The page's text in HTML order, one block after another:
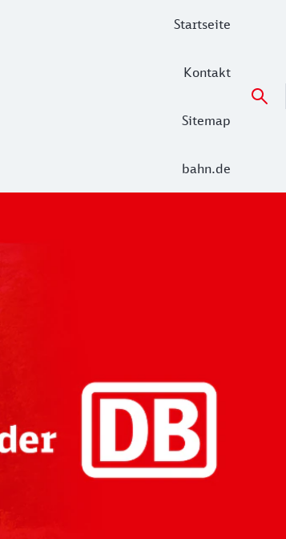
Startseite
Kontakt
Sitemap
bahn.de
Unterelbe (RE 5 Hamburg –